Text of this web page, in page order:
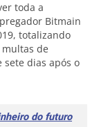
toda a
Bitmain
totalizando
multas de
sete dias após o
do futuro